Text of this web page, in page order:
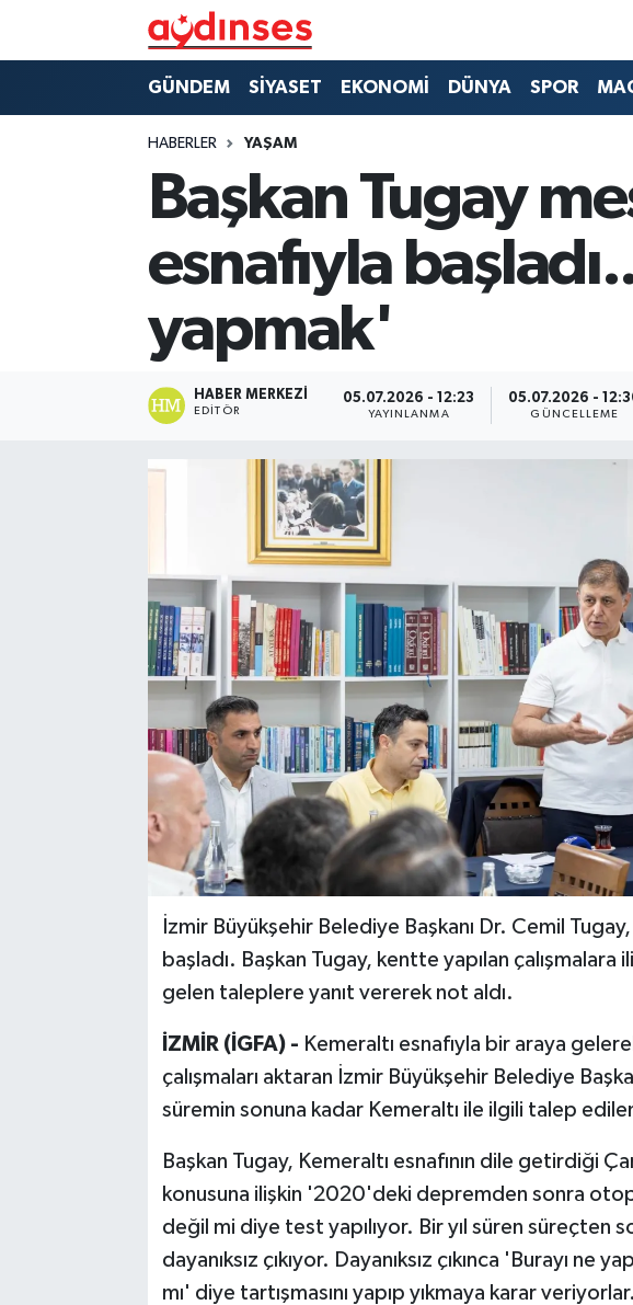
GÜNDEM SİYASET EKONOMİ DÜNYA SPOR
HABERLER YAŞAM
Başkan Tugay
esnafıyla
yapmak'
HABER MERKEZI
EDITÖR
05.07.2026 - 12:23
YAYINLANMA
05.07.2026 -
GÜNCELLEME
İzmir Büyükşehir Belediye Başkanı Dr. Cemil
başladı. Başkan Tugay, kentte yapılan
gelen taleplere yanıt vererek not aldı.
İZMİR (İGFA) - Kemeraltı esnafıyla bir araya
çalışmaları aktaran İzmir Büyükşehir Belediye
süremin sonuna kadar Kemeraltı ile ilgili talep
Başkan Tugay, Kemeraltı esnafının dile getirdiği
konusuna ilişkin '2020'deki depremden sonra
değil mi diye test yapılıyor. Bir yıl süren süreçten
dayanıksız çıkıyor. Dayanıksız çıkınca 'Burayı ne
mı' diye tartışmasını yapıp yıkmaya karar
MAGAZİN
Nöbetçi Eczaneler
Hava Durumu
Aydin Namaz Vakitleri
Trafik Durumu
Süper Lig Puan Durumu ve Fikstür
Tüm Manşetler
Son Dakika Haberleri
Haber Arşivi